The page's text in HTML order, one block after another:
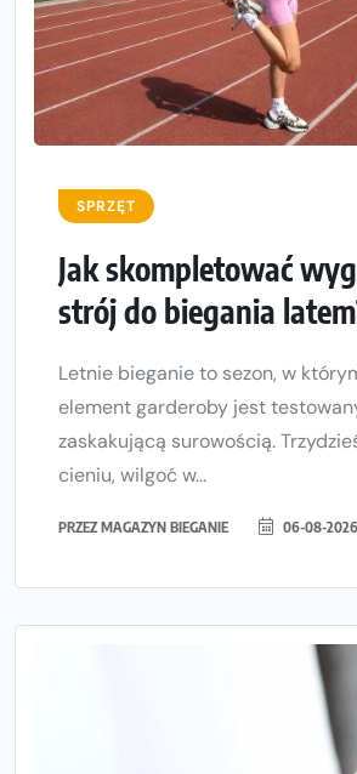
SPRZĘT
Jak skompletować
strój do biegania
Letnie bieganie to sezon, w
element garderoby jest
zaskakującą surowością.
cieniu, wilgoć w...
PRZEZ MAGAZYN BIEGANIE 06-08-2026